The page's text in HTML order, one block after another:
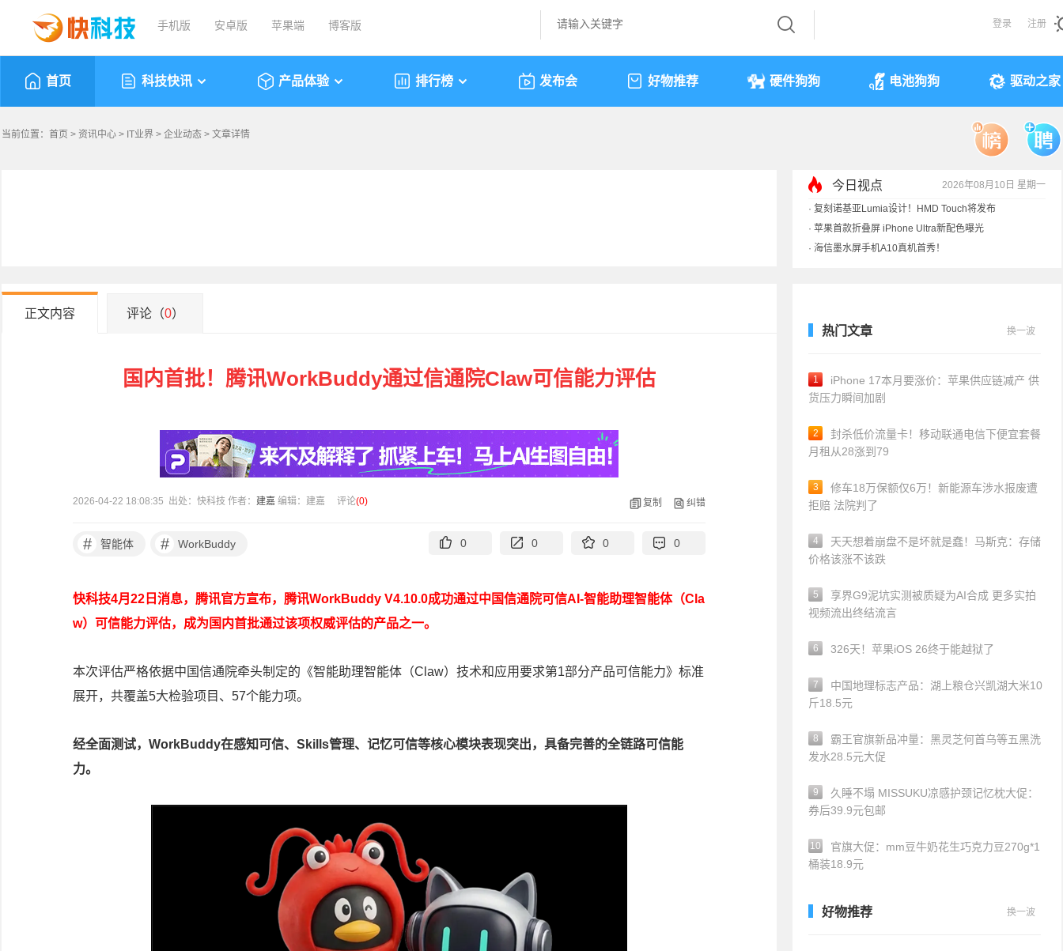
手机版 安卓版 苹果端 博客版 登录 注册
首页 科技快讯 产品体验 排行榜 发布会 好物推荐 硬件狗狗 电池狗狗 驱动之家
当前位置： 首页 > 资讯中心 > IT业界 > 企业动态 > 文章详情
今日视点 2026年08月10日 星期一
· 复刻诺基亚Lumia设计！HMD Touch将发布
· 苹果首款折叠屏 iPhone Ultra新配色曝光
· 海信墨水屏手机A10真机首秀！
正文内容 评论（0）
国内首批！腾讯WorkBuddy通过信通院Claw可信能力评估
2026-04-22 18:08:35 出处：快科技 作者： 建嘉 编辑：建嘉 评论(0) 复制 纠错
# 智能体 # WorkBuddy 0 0 0 0
快科技4月22日消息，腾讯官方宣布，腾讯WorkBuddy V4.10.0成功通过中国信通院可信AI-智能助理智能体（Cla
w）可信能力评估，成为国内首批通过该项权威评估的产品之一。
本次评估严格依据中国信通院牵头制定的《智能助理智能体（Claw）技术和应用要求第1部分产品可信能力》标准
展开，共覆盖5大检验项目、57个能力项。
经全面测试，WorkBuddy在感知可信、Skills管理、记忆可信等核心模块表现突出，具备完善的全链路可信能
力。
热门文章 换一波
1
iPhone 17本月要涨价：苹果供应链减产 供
货压力瞬间加剧
2
封杀低价流量卡！移动联通电信下便宜套餐
月租从28涨到79
3
修车18万保额仅6万！新能源车涉水报废遭
拒赔 法院判了
4
天天想着崩盘不是坏就是蠢！马斯克：存储
价格该涨不该跌
5
享界G9泥坑实测被质疑为AI合成 更多实拍
视频流出终结流言
6 326天！苹果iOS 26终于能越狱了
7
中国地理标志产品：湖上粮仓兴凯湖大米10
斤18.5元
8
霸王官旗新品冲量：黑灵芝何首乌等五黑洗
发水28.5元大促
9
久睡不塌 MISSUKU凉感护颈记忆枕大促：
券后39.9元包邮
10
官旗大促：mm豆牛奶花生巧克力豆270g*1
桶装18.9元
好物推荐 换一波